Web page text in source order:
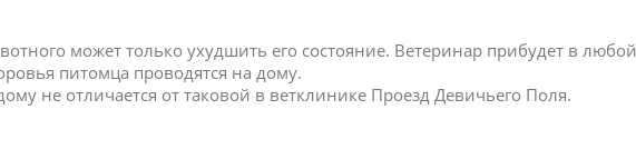
может только ухудшить его состояние. Ветеринар прибудет в
питомца проводятся на дому.
не отличается от таковой в ветклинике Проезд Девичьего Поля.